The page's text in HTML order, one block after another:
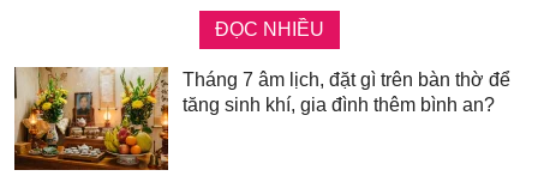
ĐỌC NHIỀU
Tháng 7 âm lịch, đặt gì trên bàn thờ để
tăng sinh khí, gia đình thêm bình an?